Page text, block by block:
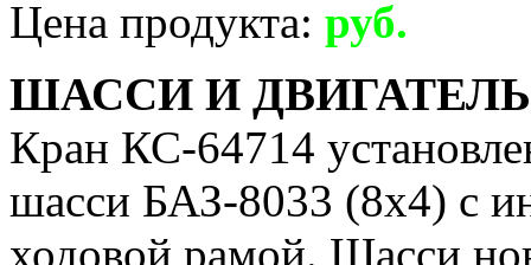
Цена продукта: руб.
ШАССИ И ДВИГАТЕЛЬ
Кран КС-64714
шасси БАЗ-8033 (8х4) с
ходовой рамой. Шасси